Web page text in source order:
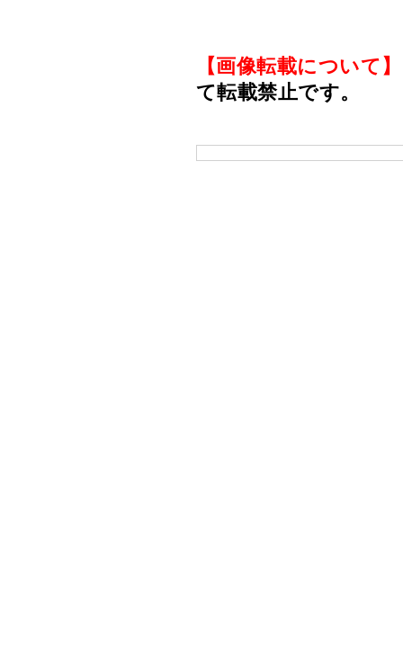
【画像転載について】
て転載禁止です。